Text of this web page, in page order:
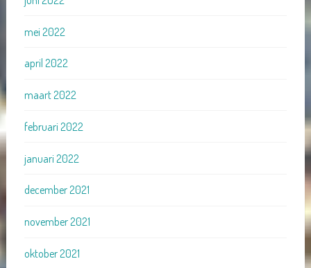
mei 2022
april 2022
maart 2022
februari 2022
januari 2022
december 2021
november 2021
oktober 2021